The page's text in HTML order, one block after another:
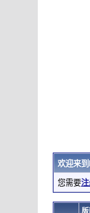
欢迎来到
您需要